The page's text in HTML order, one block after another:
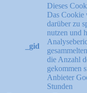
_gid
Dieses
Das Cookie
darüber zu
nutzen und
die Anzahl
gekommen
Anbieter
Stunden